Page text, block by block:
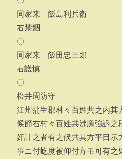
同家来 飯島利兵衛
右禁錮
〇
同家来 飯田忠三郎
右護慎
〇
松井周防守
江州蒲生郡村々百姓共之内其
候節右村々百姓共沸騰強訴之
奸計之者有之候共其方平日示
事ニ付屹度被仰付方モ可有之